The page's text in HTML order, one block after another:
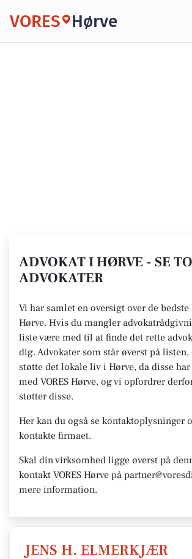
VORES Hørve
ADVOKAT I HØRVE - SE
ADVOKATER
Vi har samlet en oversigt over de bedste
Hørve. Hvis du mangler
liste være med til at finde det rette
dig. Advokater som står øverst på
støtte det lokale liv i Hørve, da disse
med VORES Hørve, og vi opfordrer
støtter disse.
Her kan du også se kontaktoplysninger
kontakte firmaet.
Skal din virksomhed ligge øverst på
kontakt VORES Hørve på
mere information.
JENS H. ELMERKJÆR